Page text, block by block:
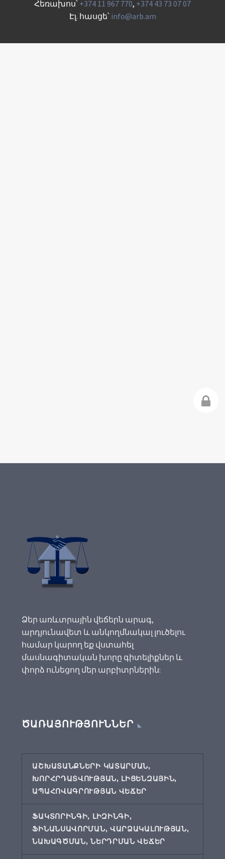
Հեռախոս՝ +374 11 967 770, +374 43 73 07 07
Էլ. հասցե՝ info@arb.am
Ձեր առևտրային վեճերն արագ,
արդյունավետ և անկողմնակալ լուծելու
համար կարող եք վստահել
մասնագիտական խորը գիտելիքներ և
փորձ ունեցող մեր արբիտրներին:
ԾԱՌԱՅՈՒԹՅՈՒՆՆԵՐ
ԱՇԽԱՏԱՆՔՆԵՐԻ ԿԱՏԱՐՄԱՆ,
ԽՈՐՀՐԴԱՏՎՈՒԹՅԱՆ, ԼԻՑԵՆԶԱՅԻՆ,
ԱՊԱՀՈՎԱԳՐՈՒԹՅԱՆ ՎԵՃԵՐ
ՖԱԿՏՈՐԻՆԳԻ, ԼԻԶԻՆԳԻ,
ՖԻՆԱՆՍԱՎՈՐՄԱՆ, ՎԱՐՁԱԿԱԼՈՒԹՅԱՆ,
ՆԱԽԱԳԾՄԱՆ, ՆԵՐԴՐՄԱՆ ՎԵՃԵՐ